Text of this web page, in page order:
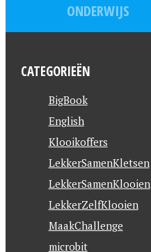
ONDERWIJS
CATEGORIEËN
BigBook
English
Klooikoffers
LekkerSamenKletsen
LekkerSamenKlooien
LekkerZelfKlooien
MaakChallenge
microbit